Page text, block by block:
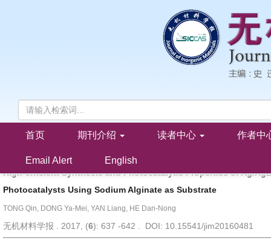
首页 期刊介绍 读者中心 作者中
Email Alert English
以海藻酸钠为基体的Ag/AgBr/TiO 整体式光催化剂的高效制备及其光
童 琴, 董亚梅, 严 良, 何丹农
High-efficient Synthesis and Photocatalytic Properties of Ag/
Photocatalysts Using Sodium Alginate as Substrate
TONG Qin, DONG Ya-Mei, YAN Liang, HE Dan-Nong
无机材料学报 . 2017, (6): 637 -642 . DOI: 10.15541/jim20160481